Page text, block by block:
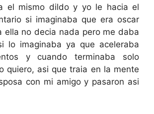
el mismo dildo y yo le hacia el
si imaginaba que era oscar
ella no decia nada pero me daba
lo imaginaba ya que aceleraba
y cuando terminaba solo
quiero, asi que traia en la mente
con mi amigo y pasaron asi